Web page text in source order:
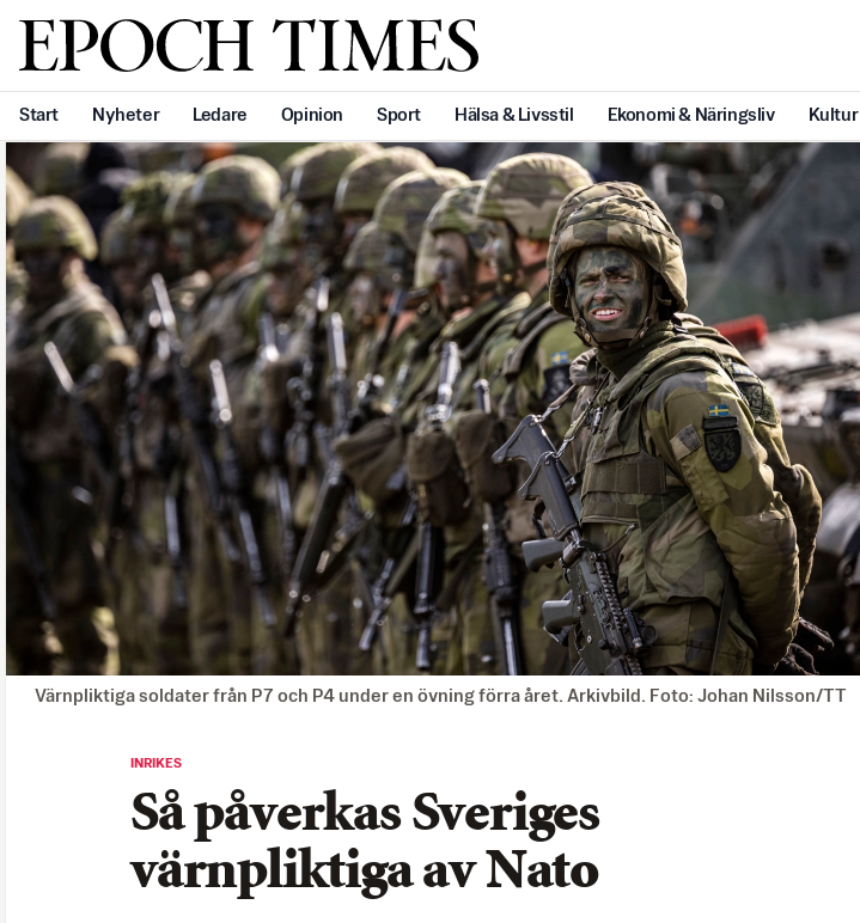
Svenska Epoch Times
Start Nyheter Ledare Opinion Sport Hälsa & Livsstil Ekonomi & Näringsliv Kultur
Värnpliktiga soldater från P7 och P4 under en övning förra året. Arkivbild. Foto: Johan Nilsson/TT
INRIKES
Så påverkas Sveriges
värnpliktiga av Nato